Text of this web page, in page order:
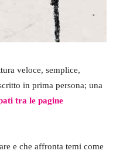
veloce, semplice,
in prima persona; una
tra le pagine
e che affronta temi come